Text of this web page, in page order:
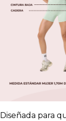
Diseñada para